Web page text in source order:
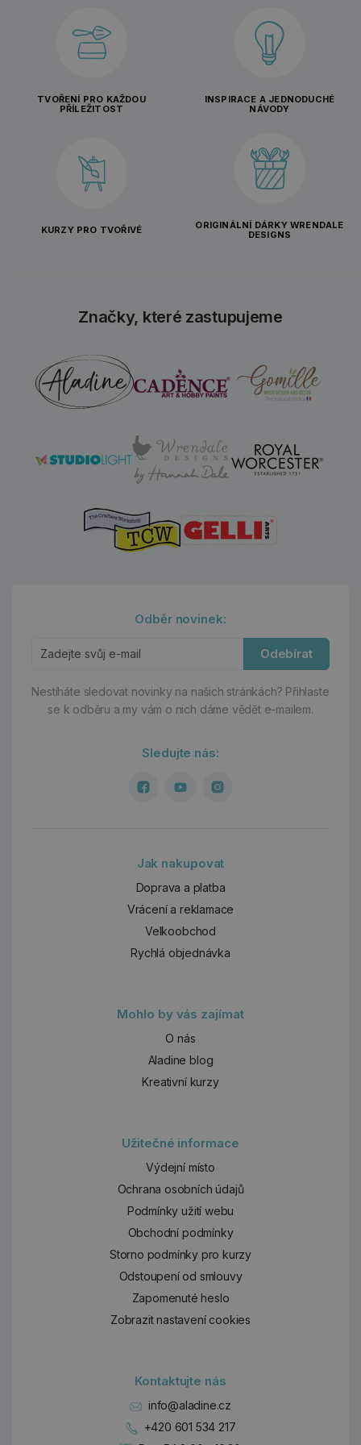
TVOŘENÍ PRO KAŽDOU
PŘÍLEŽITOST
INSPIRACE A JEDNODUCHÉ
NÁVODY
KURZY PRO TVOŘIVÉ
ORIGINÁLNÍ DÁRKY WRENDALE
DESIGNS
Značky, které zastupujeme
Odběr novinek:
Odebírat
Nestíháte sledovat novinky na našich stránkách? Přihlaste
se k odběru a my vám o nich dáme vědět e-mailem.
Sledujte nás:
Jak nakupovat
Doprava a platba
Vrácení a reklamace
Velkoobchod
Rychlá objednávka
Mohlo by vás zajímat
O nás
Aladine blog
Kreativní kurzy
Užitečné informace
Výdejní místo
Ochrana osobních údajů
Podmínky užití webu
Obchodní podmínky
Storno podmínky pro kurzy
Odstoupení od smlouvy
Zapomenuté heslo
Zobrazit nastavení cookies
Kontaktujte nás
info@aladine.cz
+420 601 534 217